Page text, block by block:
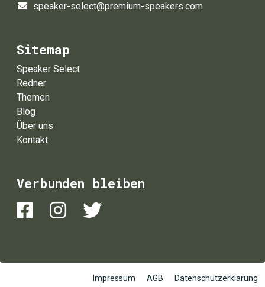
speaker-select@premium-speakers.com
Sitemap
Speaker Select
Redner
Themen
Blog
Über uns
Kontakt
Verbunden bleiben
Impressum AGB Datenschutzerklärung